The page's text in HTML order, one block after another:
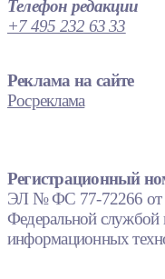
Телефон редакции
+7 495 232 63 33
Реклама на сайте
Росреклама
Регистрационный
ЭЛ № ФС 77-72266 от
Федеральной службой
информационных